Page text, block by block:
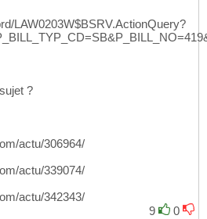
LAW0203W$BSRV.ActionQuery?
?
actu/306964/
actu/339074/
actu/342343/
9
0